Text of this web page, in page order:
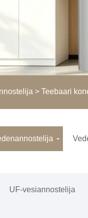
>Teebaari
UF-vesiannostelija